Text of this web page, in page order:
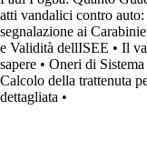
atti vandalici contro
segnalazione ai
e Validità dellISEE • Il
sapere • Oneri di
Calcolo della trattenuta
dettagliata •